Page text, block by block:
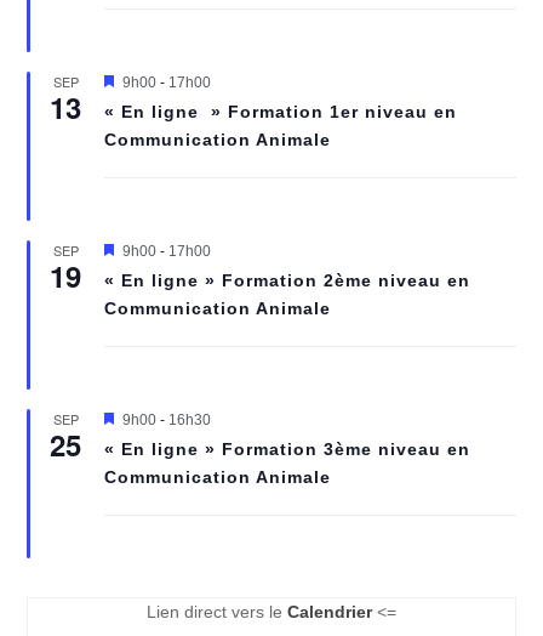
t
SEP
13
M
s
e
t
9h00 - 17h00
« En ligne » Formation 1er niveau en
Communication Animale
SEP
19
M
s
e
t
9h00 - 17h00
« En ligne » Formation 2ème niveau en
Communication Animale
SEP
25
M
s
e
9h00 - 16h30
« En ligne » Formation 3ème niveau en
Communication Animale
Lien direct vers le Calendrier<=